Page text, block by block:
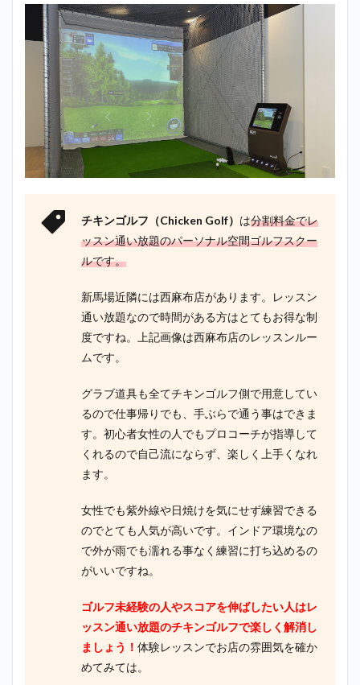
チキンゴルフ（Chicken Golf） は分割料金でレ
ッスン通い放題のパーソナル空間ゴルフスクー
ルです。
新馬場近隣には西麻布店があります。レッスン
通い放題なので時間がある方はとてもお得な制
度ですね。上記画像は西麻布店のレッスンルー
ムです。
グラブ道具も全てチキンゴルフ側で用意してい
るので仕事帰りでも、手ぶらで通う事はできま
す。初心者女性の人でもプロコーチが指導して
くれるので自己流にならず、楽しく上手くなれ
ます。
女性でも紫外線や日焼けを気にせず練習できる
のでとても人気が高いです。インドア環境なの
で外が雨でも濡れる事なく練習に打ち込めるの
がいいですね。
ゴルフ未経験の人やスコアを伸ばしたい人はレ
ッスン通い放題のチキンゴルフで楽しく解消し
ましょう！ 体験レッスンでお店の雰囲気を確か
めてみては。